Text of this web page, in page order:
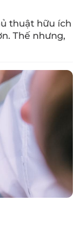
mắt giữ
lâu và
chị em yên
chăm sóc
hoạt khoa học
để lại sẹo. Đội
hàng sẽ
nếu có vấn
Eye để xử lý
nghiệm nhấn
thuật hữu ích
Thế nhưng,